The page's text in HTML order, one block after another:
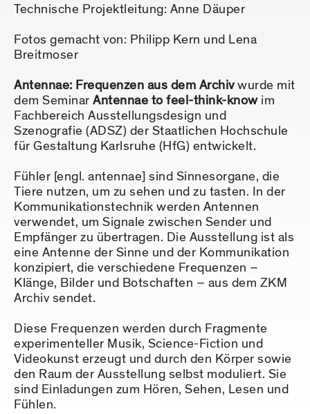
Technische Projektleitung: Anne Däuper
Fotos gemacht von: Philipp Kern und Lena
Breitmoser
Antennae: Frequenzen aus dem Archivwurde mit
dem Seminar Antennae to feel-think-knowim
Fachbereich Ausstellungsdesign und
Szenografie (ADSZ) der Staatlichen Hochschule
für Gestaltung Karlsruhe (HfG) entwickelt.
Fühler [engl. antennae] sind Sinnesorgane, die
Tiere nutzen, um zu sehen und zu tasten. In der
Kommunikationstechnik werden Antennen
verwendet, um Signale zwischen Sender und
Empfänger zu übertragen. Die Ausstellung ist als
eine Antenne der Sinne und der Kommunikation
konzipiert, die verschiedene Frequenzen –
Klänge, Bilder und Botschaften – aus dem ZKM
Archiv sendet.
Diese Frequenzen werden durch Fragmente
experimenteller Musik, Science-Fiction und
Videokunst erzeugt und durch den Körper sowie
den Raum der Ausstellung selbst moduliert. Sie
sind Einladungen zum Hören, Sehen, Lesen und
Fühlen.